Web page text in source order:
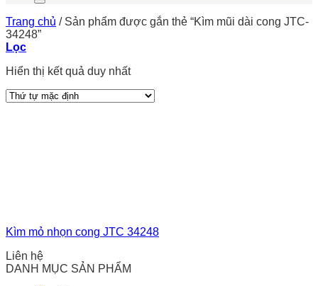
Trang chủ /Sản phẩm được gắn thẻ “Kìm mũi dài cong JTC-
34248”
Lọc
Hiển thị kết quả duy nhất
Kìm mỏ nhọn cong JTC 34248
Liên hệ
DANH MỤC SẢN PHẨM